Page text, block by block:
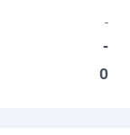
-
-
0